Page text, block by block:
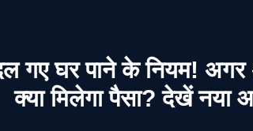
घर पाने के नियम! अगर
क्या मिलेगा पैसा? देखें नया